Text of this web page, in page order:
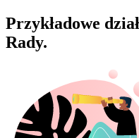
Przykładowe
Rady.